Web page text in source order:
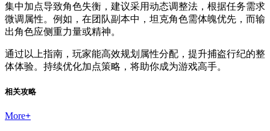
集中加点导致角色失衡，建议采用动态调整法，根据任务需求
微调属性。例如，在团队副本中，坦克角色需体魄优先，而输
出角色应侧重力量或精神。
通过以上指南，玩家能高效规划属性分配，提升捕盗行纪的整
体体验。持续优化加点策略，将助你成为游戏高手。
相关攻略
More+